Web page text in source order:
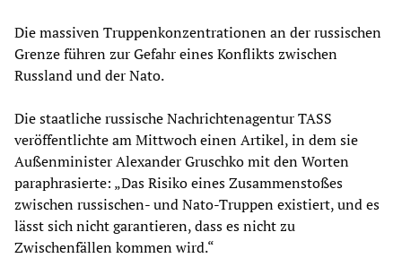
Die massiven Truppenkonzentrationen an der russischen
Grenze führen zur Gefahr eines Konflikts zwischen
Russland und der Nato.
Die staatliche russische Nachrichtenagentur TASS
veröffentlichte am Mittwoch einen Artikel, in dem sie
Außenminister Alexander Gruschko mit den Worten
paraphrasierte: „Das Risiko eines Zusammenstoßes
zwischen russischen- und Nato-Truppen existiert, und es
lässt sich nicht garantieren, dass es nicht zu
Zwischenfällen kommen wird.“